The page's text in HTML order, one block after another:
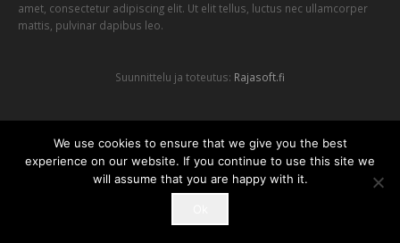
amet, consectetur adipiscing elit. Ut elit tellus, luctus nec ullamcorper
mattis, pulvinar dapibus leo.
Suunnittelu ja toteutus: Rajasoft.fi
We use cookies to ensure that we give you the best
experience on our website. If you continue to use this site we
will assume that you are happy with it.